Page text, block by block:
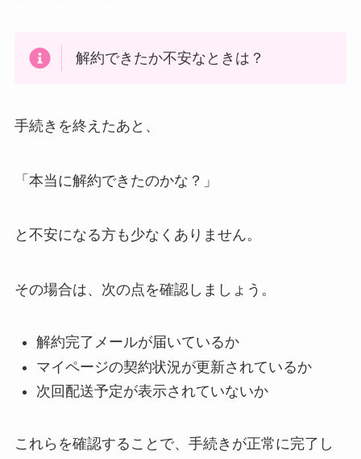
解約できたか不安なときは？
手続きを終えたあと、
「本当に解約できたのかな？」
と不安になる方も少なくありません。
その場合は、次の点を確認しましょう。
解約完了メールが届いているか
マイページの契約状況が更新されているか
次回配送予定が表示されていないか
これらを確認することで、手続きが正常に完了し